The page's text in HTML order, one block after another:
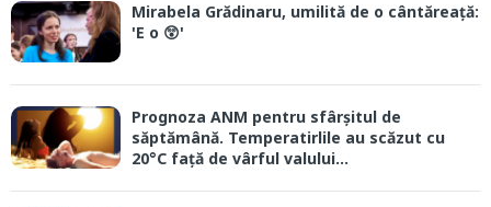
Mirabela Grădinaru, umilită de o cântăreață:
'E o 😲'
Prognoza ANM pentru sfârșitul de
săptămână. Temperatirlile au scăzut cu
20°C față de vârful valului...